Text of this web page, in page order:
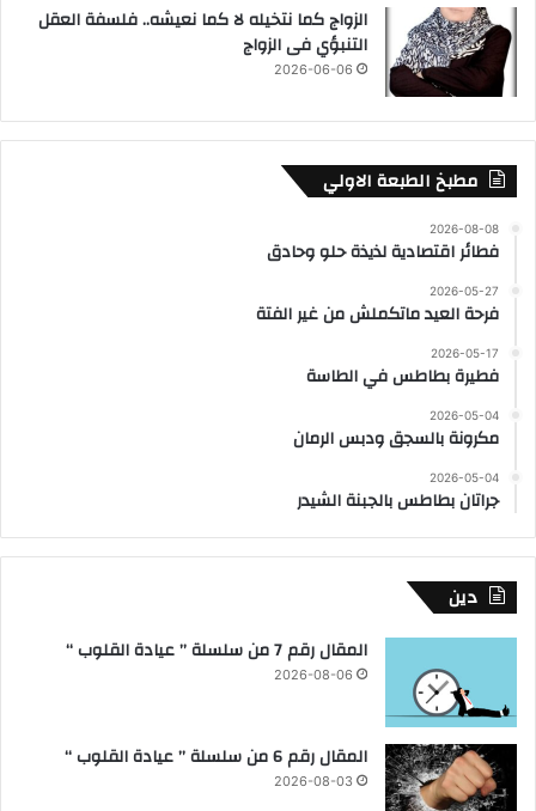
الزواج كما نتخيله لا كما نعيشه.. فلسفة العقل
التنبؤي فى الزواج
2026-06-06
مطبخ الطبعة الاولي
2026-08-08
فطائر اقتصادية لذيذة حلو وحادق
2026-05-27
فرحة العيد ماتكملش من غير الفتة
2026-05-17
فطيرة بطاطس في الطاسة
2026-05-04
مكرونة بالسجق ودبس الرمان
2026-05-04
جراتان بطاطس بالجبنة الشيدر
دين
المقال رقم 7 من سلسلة ” عيادة القلوب “
2026-08-06
المقال رقم 6 من سلسلة ” عيادة القلوب “
2026-08-03